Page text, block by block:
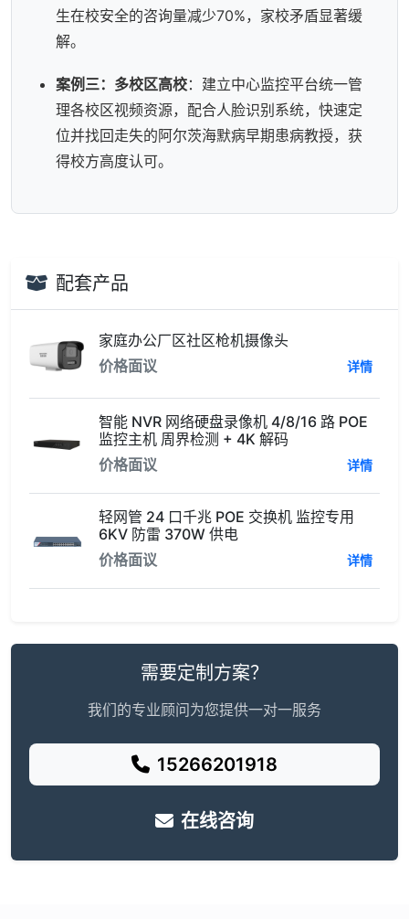
生在校安全的咨询量减少70%，家校矛盾显著缓
解。
案例三：多校区高校：建立中心监控平台统一管
理各校区视频资源，配合人脸识别系统，快速定
位并找回走失的阿尔茨海默病早期患病教授，获
得校方高度认可。
配套产品
家庭办公厂区社区枪机摄像头
价格面议
详情
智能 NVR 网络硬盘录像机 4/8/16 路 POE
监控主机 周界检测 + 4K 解码
价格面议
详情
轻网管 24 口千兆 POE 交换机 监控专用
6KV 防雷 370W 供电
价格面议
详情
需要定制方案？
我们的专业顾问为您提供一对一服务
15266201918
在线咨询